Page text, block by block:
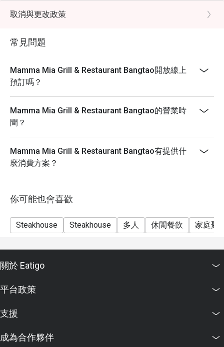
取消與更改政策
常見問題
Mamma Mia Grill & Restaurant Bangtao開放線上
預訂嗎？
Mamma Mia Grill & Restaurant Bangtao的營業時
間？
Mamma Mia Grill & Restaurant Bangtao有提供什
麼消費方案？
你可能也會喜歡
Steakhouse Steakhouse 多人 休閒餐飲 家庭聚
關於 Eatigo
平台政策
支援
成為合作夥伴